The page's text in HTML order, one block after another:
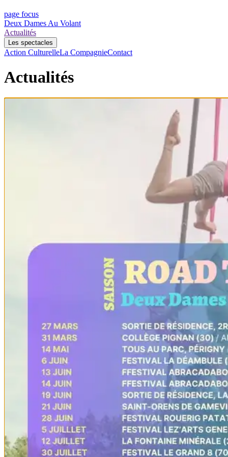
page focus
Deux Dames Au Volant
Actualités
Les spectacles
Action CulturelleLa CompagnieContact
Actualités